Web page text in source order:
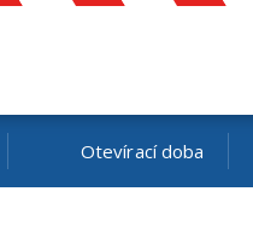
Otevírací doba